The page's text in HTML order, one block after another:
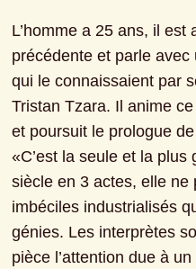
L’homme a 25 ans, il est
précédente et parle
qui le connaissaient par
Tristan Tzara. Il anime
et poursuit le prologue
«C’est la seule et la
siècle en 3 actes, elle ne
imbéciles industrialisés
génies. Les interprètes
pièce l’attention due à